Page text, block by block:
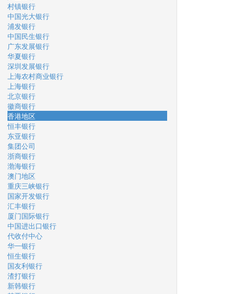
村镇银行
中国光大银行
浦发银行
中国民生银行
广东发展银行
华夏银行
深圳发展银行
上海农村商业银行
上海银行
北京银行
徽商银行
香港地区
恒丰银行
东亚银行
集团公司
浙商银行
渤海银行
澳门地区
重庆三峡银行
国家开发银行
汇丰银行
厦门国际银行
中国进出口银行
代收付中心
华一银行
恒生银行
国友利银行
渣打银行
新韩银行